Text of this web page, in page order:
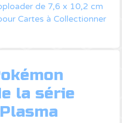
de 7,6 x 10,2 cm
Cartes à Collectionner
la série